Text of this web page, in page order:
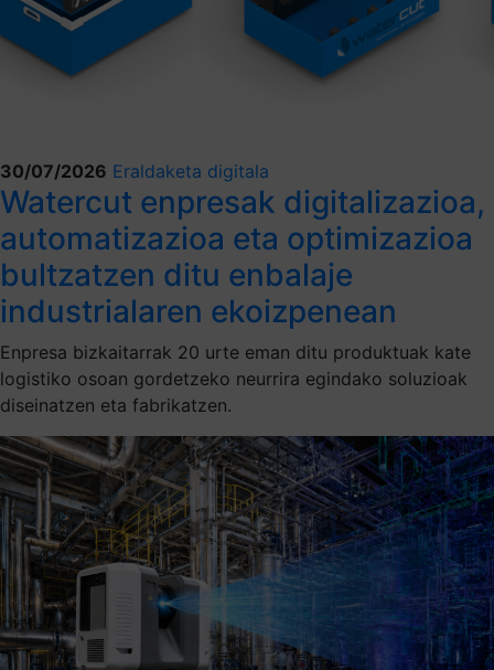
30/07/2026 Eraldaketa digitala
Watercut enpresak digitalizazioa,
automatizazioa eta optimizazioa
bultzatzen ditu enbalaje
industrialaren ekoizpenean
Enpresa bizkaitarrak 20 urte eman ditu produktuak kate
logistiko osoan gordetzeko neurrira egindako soluzioak
diseinatzen eta fabrikatzen.